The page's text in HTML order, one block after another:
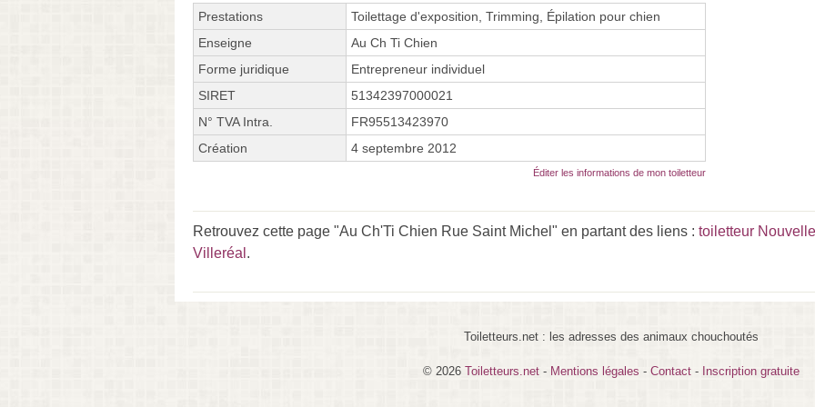
Prestations
Toilettage d'exposition, Trimming, Épilation pour chien
Enseigne
Au Ch Ti Chien
Forme juridique
Entrepreneur individuel
SIRET
51342397000021
N° TVA Intra.
FR95513423970
Création
4 septembre 2012
Éditer les informations de mon toiletteur
Retrouvez cette page "Au Ch'Ti Chien Rue Saint Michel" en partant des liens : toiletteur
Villeréal .
Toiletteurs.net : les adresses des animaux chouchoutés
© 2026 Toiletteurs.net - Mentions légales - Contact - Inscription gratuite